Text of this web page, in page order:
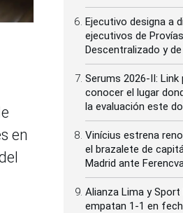
en
Ejecutivo designa a
ejecutivos de Provías
Descentralizado y
Serums 2026-II: Link
conocer el lugar
la evaluación este
Vinícius estrena
el brazalete de
Madrid ante
Alianza Lima y Sport
empatan 1-1 en